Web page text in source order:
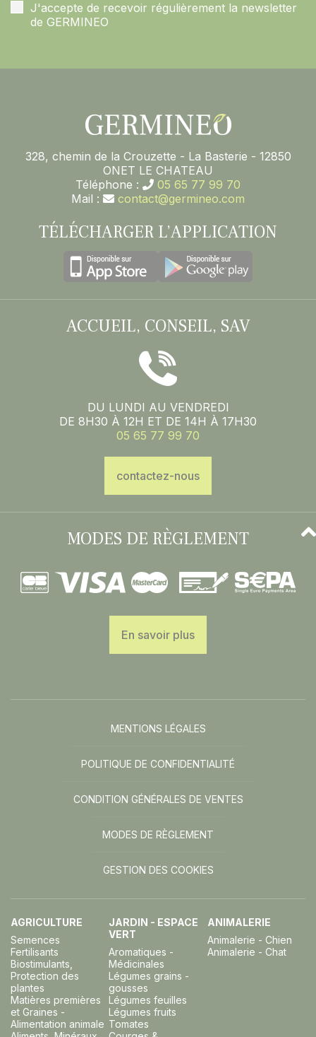
J'accepte de recevoir régulièrement la newsletter
de GERMINEO
328, chemin de la Crouzette - La Basterie - 12850
ONET LE CHATEAU
Téléphone :
05 65 77 99 70
Mail :
contact@germineo.com
TÉLÉCHARGER L’APPLICATION
ACCUEIL, CONSEIL, SAV
DU LUNDI AU VENDREDI
DE 8H30 À 12H ET DE 14H À 17H30
05 65 77 99 70
contactez-nous
MODES DE RÈGLEMENT
En savoir plus
MENTIONS LÉGALES
POLITIQUE DE CONFIDENTIALITÉ
CONDITION GÉNÉRALES DE VENTES
MODES DE RÈGLEMENT
GESTION DES COOKIES
AGRICULTURE
Semences
Fertilisants
Biostimulants,
Protection des
plantes
Matières premières
et Graines -
Alimentation animale
JARDIN - ESPACE
VERT
Aromatiques -
Médicinales
Légumes grains -
gousses
Légumes feuilles
Légumes fruits
Tomates
ANIMALERIE
Animalerie - Chien
Animalerie - Chat